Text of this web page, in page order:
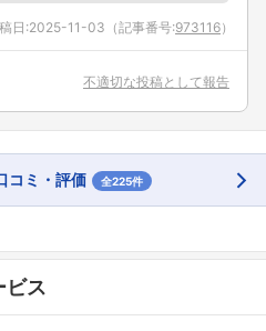
日:2025-11-03 （記事番号:973116）
不適切な投稿として報告
コミ・評価 全225件
ビス